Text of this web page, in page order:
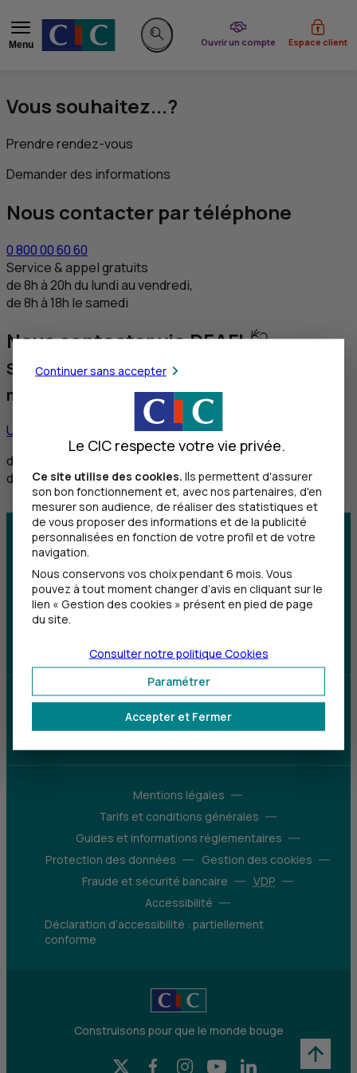
Menu
Rechercher sur le site
Ouvrir un compte
du CIC Espace client
Vous souhaitez...?
Prendre rendez-vous
Demander des informations
Nous contacter par téléphone
0 800 00 60 60
Service & appel gratuits
de 8h à 20h du lundi au vendredi,
de 8h à 18h le samedi
Nous contacter via DEAFI
Service réservé aux personnes sourdes et
malentendantes
Utiliser ce service
de 8h30 à 12h et de 14h à 18h du lundi au vendredi,
de 8h30 à 12h le samedi
Centre d'aide Trouver une agence
Sourds et
malentendants
Parrainez un proche et profitez ensemble
d’avantages
Mentions légales
Tarifs et conditions générales
Guides et informations réglementaires
Protection des données
Gestion des cookies
Fraude et sécurité bancaire
VDP
Accessibilité
Déclaration d’accessibilité : partiellement
conforme
Construisons pour que le monde bouge
X (Twitter) - CIC
Facebook - CIC
Instagram - CIC
YouTube - CICLinkedIn - CIC
Continuer sans accepter
Le CIC respecte votre vie privée.
Ce site utilise des cookies. Ils permettent d'assurer
son bon fonctionnement et, avec nos partenaires, d'en
mesurer son audience, de réaliser des statistiques et
de vous proposer des informations et de la publicité
personnalisées en fonction de votre profil et de votre
navigation.
Nous conservons vos choix pendant 6 mois. Vous
pouvez à tout moment changer d’avis en cliquant sur le
lien « Gestion des cookies » présent en pied de page
du site.
Accepter et Fermer
Paramétrer
Consulter notre politique Cookies